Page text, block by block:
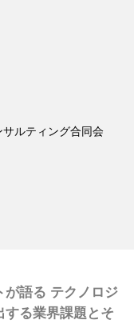
ルティング合同会
が語る テクノロジ
する業界課題とそ